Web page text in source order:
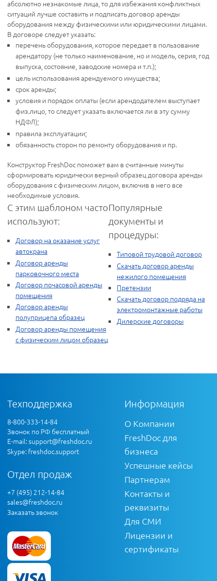
абсолютно незнакомые лица, то для избежания конфликтных
ситуаций лучше составить и подписать договор аренды
оборудования между физическими или юридическими лицами.
В договоре следует указать:
перечень оборудования, которое передает в пользование
арендатору (не только наименование, но и модель, серия, год
выпуска, состояние, заводские номера и т.п.);
цель использования арендуемого имущества;
срок аренды;
условия и порядок оплаты (если арендодателем выступает
физ.лицо, то следует указать включается ли в эту сумму
НДФЛ);
правила эксплуатации;
обязанность сторон по ремонту оборудования и пр.
Конструктор FreshDoc поможет вам в считанные минуты
сформировать юридически верный образец договора аренды
оборудования с физическим лицом, включив в него все
необходимые условия.
С этим шаблоном часто
используют:
Договор на оказание услуг
автокрана
Договор аренды
парковочного места
Договор почасовой аренды
помещения
Договор аренды
полуприцепа образец
Договор аренды помещения
с физическим лицом образец
Популярные
документы и
процедуры:
Типовой трудовой договор
Скачать договор аренды
нежилого помещения
Претензии
Скачать договор подряда на
электромонтажные работы
Дилерские договоры
Техподдержка
8-800-333-14-84
Звонок по РФ бесплатный
E-mail:support@freshdoc.ru
Skype: freshdoc.support
Отдел продаж
+7 (495) 212-14-84
sales@freshdoc.ru
Заказать звонок
Информация
О Компании
FreshDoc для
бизнеса
Успешные кейсы
Партнерам
Контакты и
реквизиты
Для СМИ
Лицензии и
сертификаты